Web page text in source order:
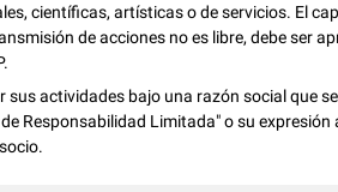
científicas, artísticas o de servicios. El
de acciones no es libre, debe ser
sus actividades bajo una razón social que
Responsabilidad Limitada" o su expresión